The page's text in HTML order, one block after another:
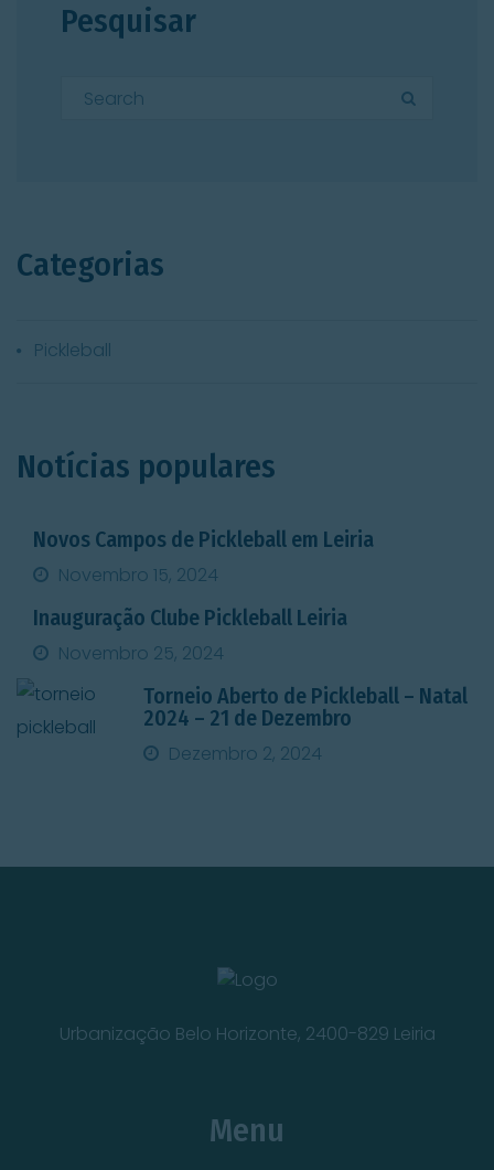
Pesquisar
Search for:
Categorias
Pickleball
Notícias populares
Novos Campos de Pickleball em Leiria
Novembro 15, 2024
Inauguração Clube Pickleball Leiria
Novembro 25, 2024
Torneio Aberto de Pickleball – Natal
2024 – 21 de Dezembro
Dezembro 2, 2024
Urbanização Belo Horizonte, 2400-829 Leiria
Menu